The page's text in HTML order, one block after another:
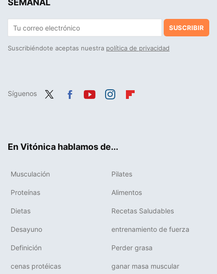
SEMANAL
SUSCRIBIR
Suscribiéndote aceptas nuestra política de privacidad
Síguenos
En Vitónica hablamos de...
Musculación Pilates
Proteínas Alimentos
Dietas Recetas Saludables
Desayuno entrenamiento de fuerza
Definición Perder grasa
cenas protéicas ganar masa muscular